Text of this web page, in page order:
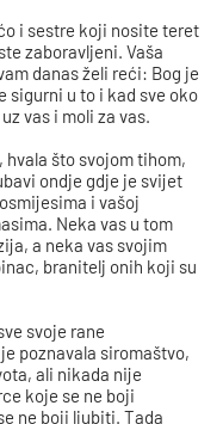
i sestre koji nosite teret
zaboravljeni. Vaša
danas želi reći: Bog je
sigurni u to i kad sve oko
vas i moli za vas.
hvala što svojom tihom,
ondje gdje je svijet
i vašoj
Neka vas u tom
a neka vas svojim
branitelj onih koji su
svoje rane
poznavala siromaštvo,
ali nikada nije
koje se ne boji
ne boji ljubiti. Tada